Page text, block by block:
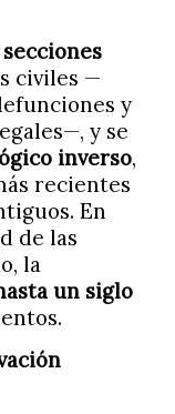
civiles —
y
y se
inverso,
recientes
En
de las
la
un siglo